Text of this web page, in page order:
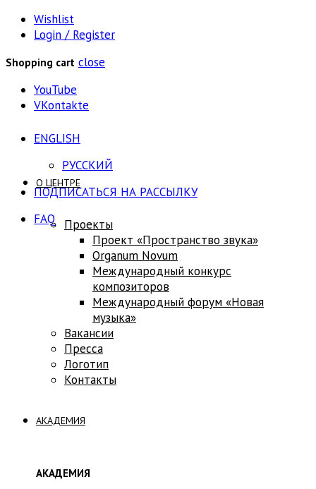
Wishlist
Login / Register
Shopping cart close
YouTube
VKontakte
ENGLISH
РУССКИЙ
ПОДПИСАТЬСЯ НА РАССЫЛКУ
FAQ
О ЦЕНТРЕ
Проекты
Проект «Пространство звука»
Оrganum Novum
Международный конкурс
композиторов
Международный форум «Новая
музыка»
Вакансии
Пресса
Логотип
Контакты
АКАДЕМИЯ
АКАДЕМИЯ